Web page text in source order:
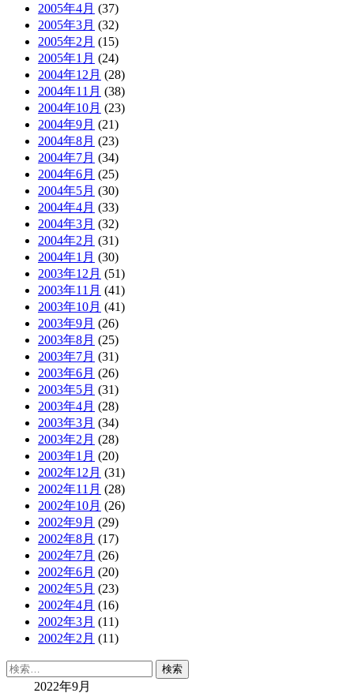
2005年4月 (37)
2005年3月 (32)
2005年2月 (15)
2005年1月 (24)
2004年12月 (28)
2004年11月 (38)
2004年10月 (23)
2004年9月 (21)
2004年8月 (23)
2004年7月 (34)
2004年6月 (25)
2004年5月 (30)
2004年4月 (33)
2004年3月 (32)
2004年2月 (31)
2004年1月 (30)
2003年12月 (51)
2003年11月 (41)
2003年10月 (41)
2003年9月 (26)
2003年8月 (25)
2003年7月 (31)
2003年6月 (26)
2003年5月 (31)
2003年4月 (28)
2003年3月 (34)
2003年2月 (28)
2003年1月 (20)
2002年12月 (31)
2002年11月 (28)
2002年10月 (26)
2002年9月 (29)
2002年8月 (17)
2002年7月 (26)
2002年6月 (20)
2002年5月 (23)
2002年4月 (16)
2002年3月 (11)
2002年2月 (11)
検
2022年9月